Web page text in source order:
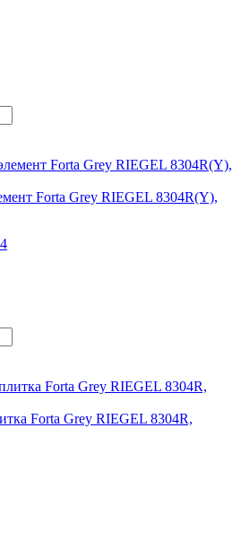
Forta Grey RIEGEL 8304R(Y),
Forta Grey RIEGEL 8304R,